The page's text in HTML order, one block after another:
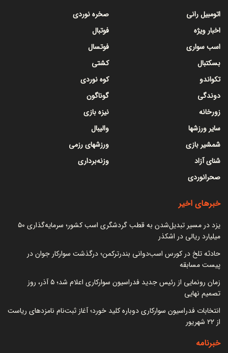
اتومبیل رانی
اخبار ویژه
اسب سواری
بسکتبال
تکواندو
دوندگی
زورخانه
سایر ورزشها
شمشیر بازی
شنای آزاد
صحرانوردی
صخره نوردی
فوتبال
فوتسال
کشتی
کوه نوردی
گوناگون
نیزه بازی
والیبال
ورزشهای رزمی
وزنه‌برداری
خبرهای اخیر
یزد در مسیر تبدیل‌شدن به قطب گردشگری اسب کشور؛ سرمایه‌گذاری ۵۰
میلیارد ریالی در اشکذر
حادثه تلخ در کورس اسب‌دوانی بندرترکمن؛ درگذشت سوارکار جوان در
پیست مسابقه
زمان رونمایی از رئیس جدید فدراسیون سوارکاری اعلام شد؛ ۵ آذر، روز
تصمیم نهایی
انتخابات فدراسیون سوارکاری دوباره کلید خورد؛ آغاز ثبت‌نام نامزدهای ریاست
از ۲۲ شهریور
خبرنامه